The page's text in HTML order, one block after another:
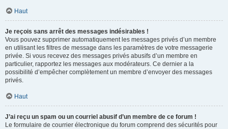
Haut
Je reçois sans arrêt des messages indésirables !
Vous pouvez supprimer automatiquement les messages privés d’un membre
en utilisant les filtres de message dans les paramètres de votre messagerie
privée. Si vous recevez des messages privés abusifs d’un membre en
particulier, rapportez les messages aux modérateurs. Ce dernier a la
possibilité d’empêcher complètement un membre d’envoyer des messages
privés.
Haut
J’ai reçu un spam ou un courriel abusif d’un membre de ce forum !
Le formulaire de courrier électronique du forum comprend des sécurités pour